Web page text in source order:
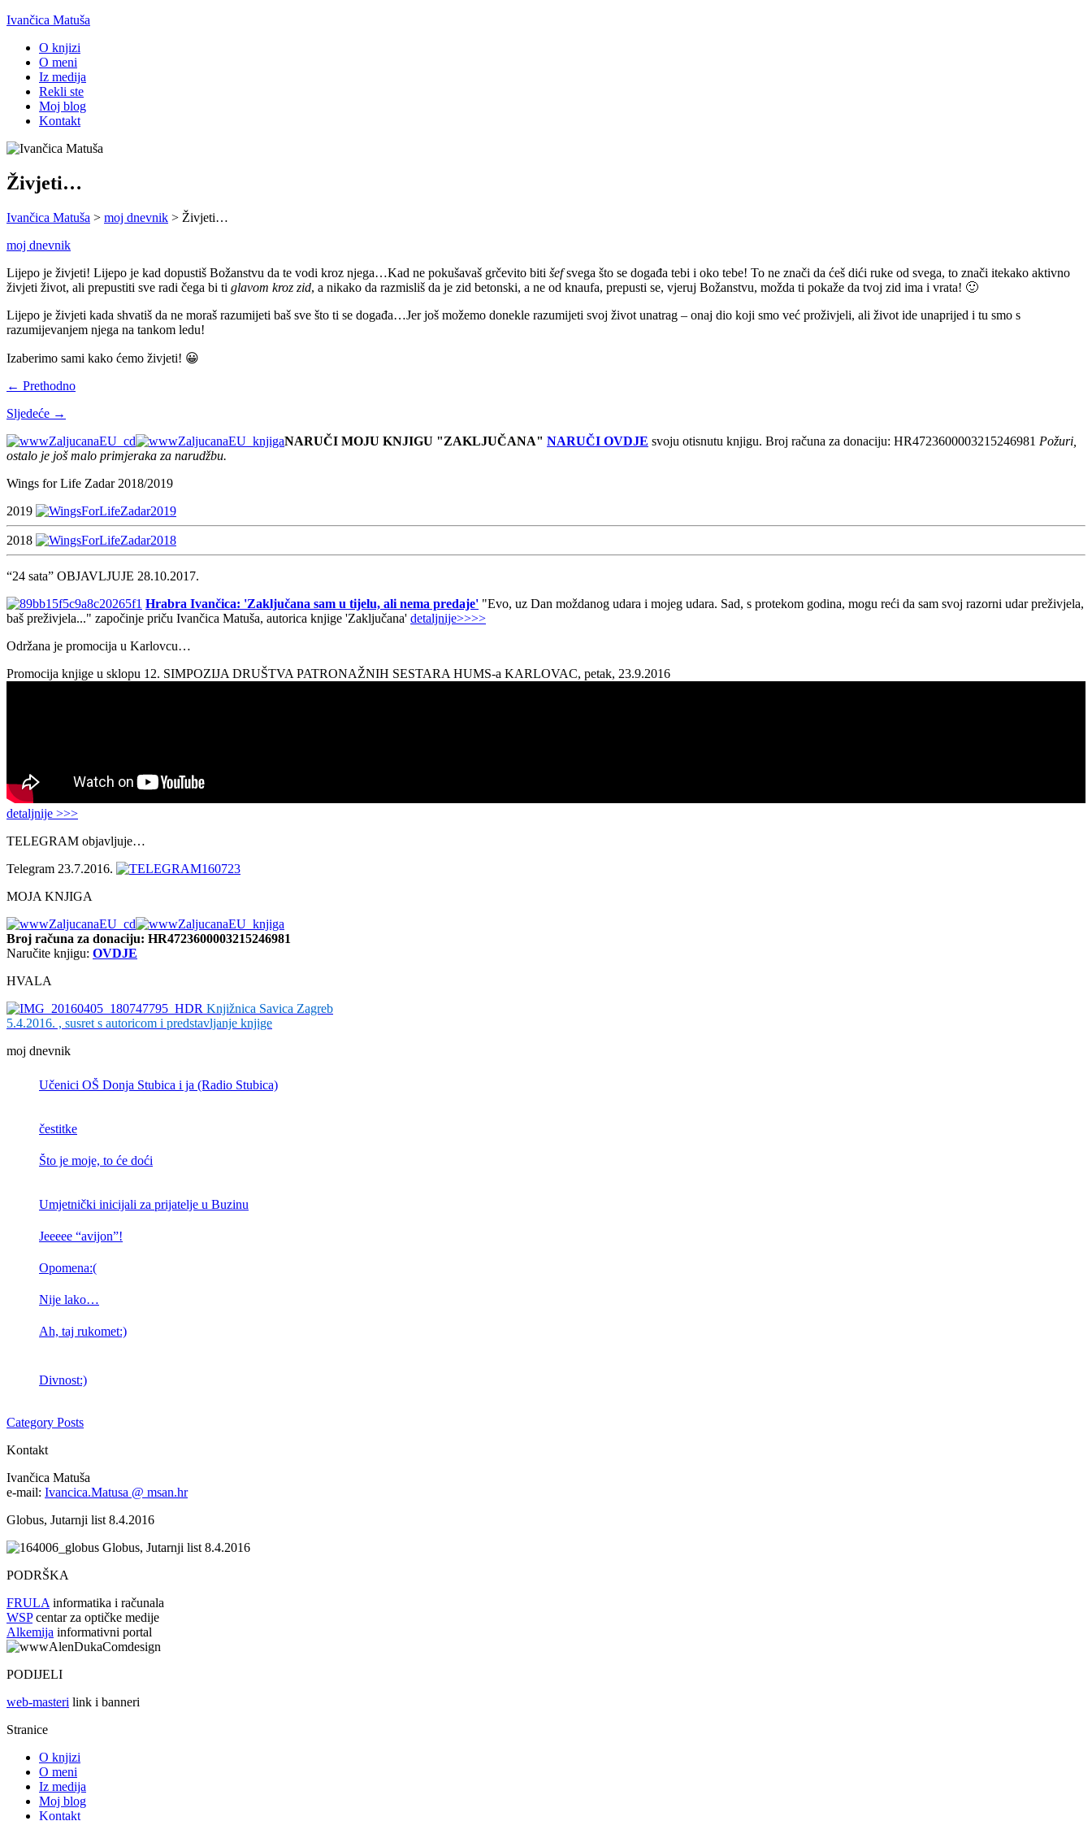
Ivančica Matuša
O knjizi
O meni
Iz medija
Rekli ste
Moj blog
Kontakt
Živjeti…
Ivančica Matuša > moj dnevnik > Živjeti…
moj dnevnik
Lijepo je živjeti! Lijepo je kad dopustiš Božanstvu da te vodi kroz njega…Kad ne pokušavaš grčevito biti šefsvega što se događa tebi i oko tebe! To ne znači da ćeš dići ruke od svega, to znači itekako aktivno
živjeti život, ali prepustiti sve radi čega bi ti glavom kroz zid, a nikako da razmisliš da je zid betonski, a ne od knaufa, prepusti se, vjeruj Božanstvu, možda ti pokaže da tvoj zid ima i vrata! 🙂
Lijepo je živjeti kada shvatiš da ne moraš razumijeti baš sve što ti se događa…Jer još možemo donekle razumijeti svoj život unatrag – onaj dio koji smo već proživjeli, ali život ide unaprijed i tu smo s
razumijevanjem njega na tankom ledu!
Izaberimo sami kako ćemo živjeti! 😀
← Prethodno
Sljedeće →
NARUČI MOJU KNJIGU "ZAKLJUČANA" NARUČI OVDJE svoju otisnutu knjigu. Broj računa za donaciju: HR4723600003215246981 Požuri,
ostalo je još malo primjeraka za narudžbu.
Wings for Life Zadar 2018/2019
2019
2018
“24 sata” OBJAVLJUJE 28.10.2017.
Hrabra Ivančica: 'Zaključana sam u tijelu, ali nema predaje' "Evo, uz Dan moždanog udara i mojeg udara. Sad, s protekom godina, mogu reći da sam svoj razorni udar preživjela,
baš preživjela..." započinje priču Ivančica Matuša, autorica knjige 'Zaključana' detaljnije>>>>
Održana je promocija u Karlovcu…
Promocija knjige u sklopu 12. SIMPOZIJA DRUŠTVA PATRONAŽNIH SESTARA HUMS-a KARLOVAC, petak, 23.9.2016
detaljnije >>>
TELEGRAM objavljuje…
Telegram 23.7.2016.
MOJA KNJIGA
Broj računa za donaciju: HR4723600003215246981
Naručite knjigu: OVDJE
HVALA
Knjižnica Savica Zagreb
5.4.2016. , susret s autoricom i predstavljanje knjige
moj dnevnik
Učenici OŠ Donja Stubica i ja (Radio Stubica)
čestitke
Što je moje, to će doći
Umjetnički inicijali za prijatelje u Buzinu
Jeeeee “avijon”!
Opomena:(
Nije lako…
Ah, taj rukomet:)
Divnost:)
Category Posts
Kontakt
Ivančica Matuša
e-mail: Ivancica.Matusa @ msan.hr
Globus, Jutarnji list 8.4.2016
Globus, Jutarnji list 8.4.2016
PODRŠKA
FRULA informatika i računala
WSPcentar za optičke medije
Alkemija informativni portal
PODIJELI
web-masteri link i banneri
Stranice
O knjizi
O meni
Iz medija
Moj blog
Kontakt